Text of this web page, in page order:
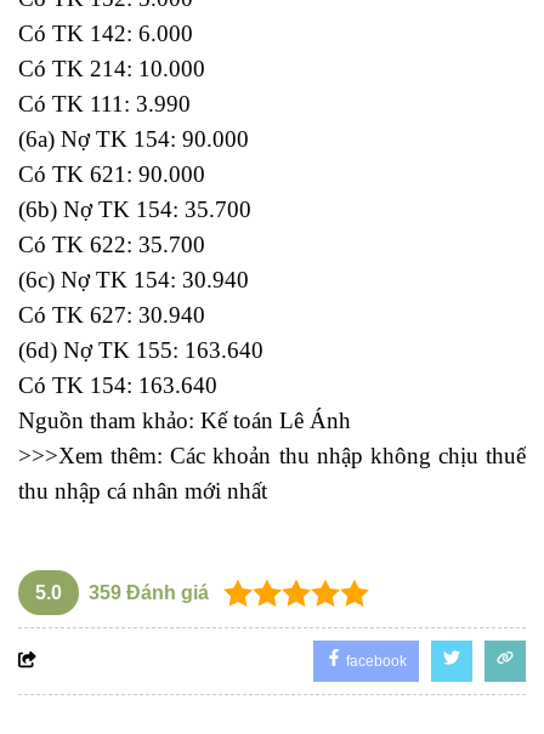
Có TK 142: 6.000
Có TK 214: 10.000
Có TK 111: 3.990
(6a) Nợ TK 154: 90.000
Có TK 621: 90.000
(6b) Nợ TK 154: 35.700
Có TK 622: 35.700
(6c) Nợ TK 154: 30.940
Có TK 627: 30.940
(6d) Nợ TK 155: 163.640
Có TK 154: 163.640
Nguồn tham khảo: Kế toán Lê Ánh
>>>Xem thêm:Các khoản thu nhập không chịu thuế
thu nhập cá nhân mới nhất
5.0 359 Đánh giá
facebook